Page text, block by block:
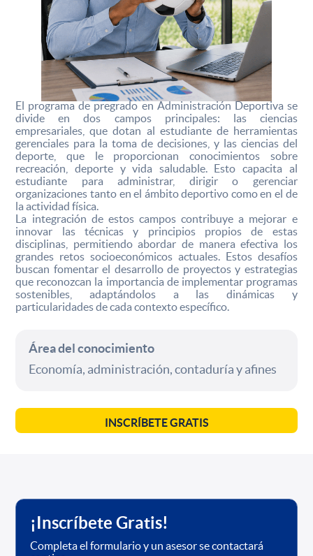
El programa de pregrado en Administración Deportiva se
divide en dos campos principales: las ciencias
empresariales, que dotan al estudiante de herramientas
gerenciales para la toma de decisiones, y las ciencias del
deporte, que le proporcionan conocimientos sobre
recreación, deporte y vida saludable. Esto capacita al
estudiante para administrar, dirigir o gerenciar
organizaciones tanto en el ámbito deportivo como en el de
la actividad física.
La integración de estos campos contribuye a mejorar e
innovar las técnicas y principios propios de estas
disciplinas, permitiendo abordar de manera efectiva los
grandes retos socioeconómicos actuales. Estos desafíos
buscan fomentar el desarrollo de proyectos y estrategias
que reconozcan la importancia de implementar programas
sostenibles, adaptándolos a las dinámicas y
particularidades de cada contexto específico.
Área del conocimiento
Economía, administración, contaduría y afines
INSCRÍBETE GRATIS
¡Inscríbete Gratis!
Completa el formulario y un asesor se contactará